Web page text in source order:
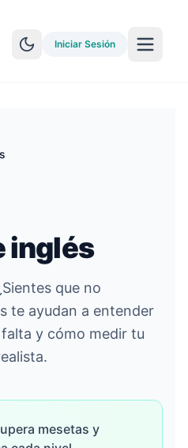
Iniciar Sesión
Sesión
inglés
que no
te ayudan a entender
y cómo medir tu
mesetas y